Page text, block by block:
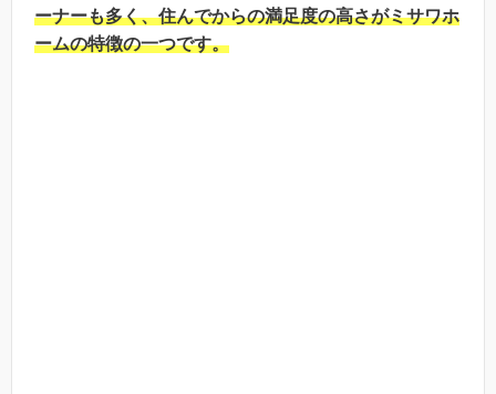
ーナーも多く、住んでからの満足度の高さがミサワホ
ームの特徴の一つです。